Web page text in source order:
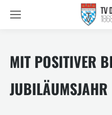
MIT POSITIVER
JUBILÄUMSJAHR